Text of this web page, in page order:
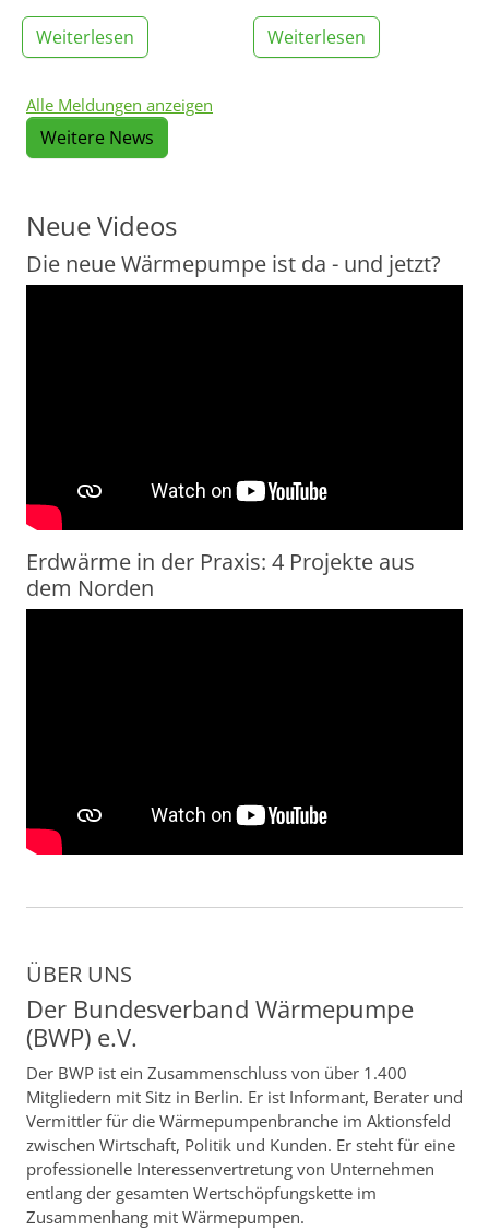
Weiterlesen Weiterlesen
Alle Meldungen anzeigen
Weitere News
Neue Videos
Die neue Wärmepumpe ist da - und jetzt?
Erdwärme in der Praxis: 4 Projekte aus
dem Norden
ÜBER UNS
Der Bundesverband Wärmepumpe
(BWP) e.V.
Der BWP ist ein Zusammenschluss von über 1.400
Mitgliedern mit Sitz in Berlin. Er ist Informant, Berater und
Vermittler für die Wärmepumpenbranche im Aktionsfeld
zwischen Wirtschaft, Politik und Kunden. Er steht für eine
professionelle Interessenvertretung von Unternehmen
entlang der gesamten Wertschöpfungskette im
Zusammenhang mit Wärmepumpen.